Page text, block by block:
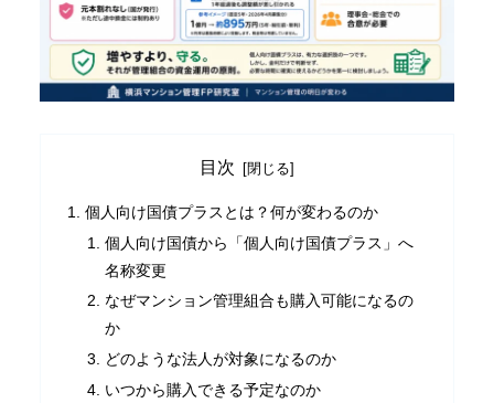
目次
個人向け国債プラスとは？何が変わるのか
個人向け国債から「個人向け国債プラス」へ
名称変更
なぜマンション管理組合も購入可能になるの
か
どのような法人が対象になるのか
いつから購入できる予定なのか